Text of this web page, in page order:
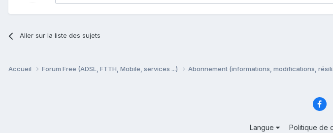
Aller sur la liste des sujets
Accueil Forum Free (ADSL, FTTH, Mobile, services ...) Abonnement (informations, modifications,
Langue Politique de